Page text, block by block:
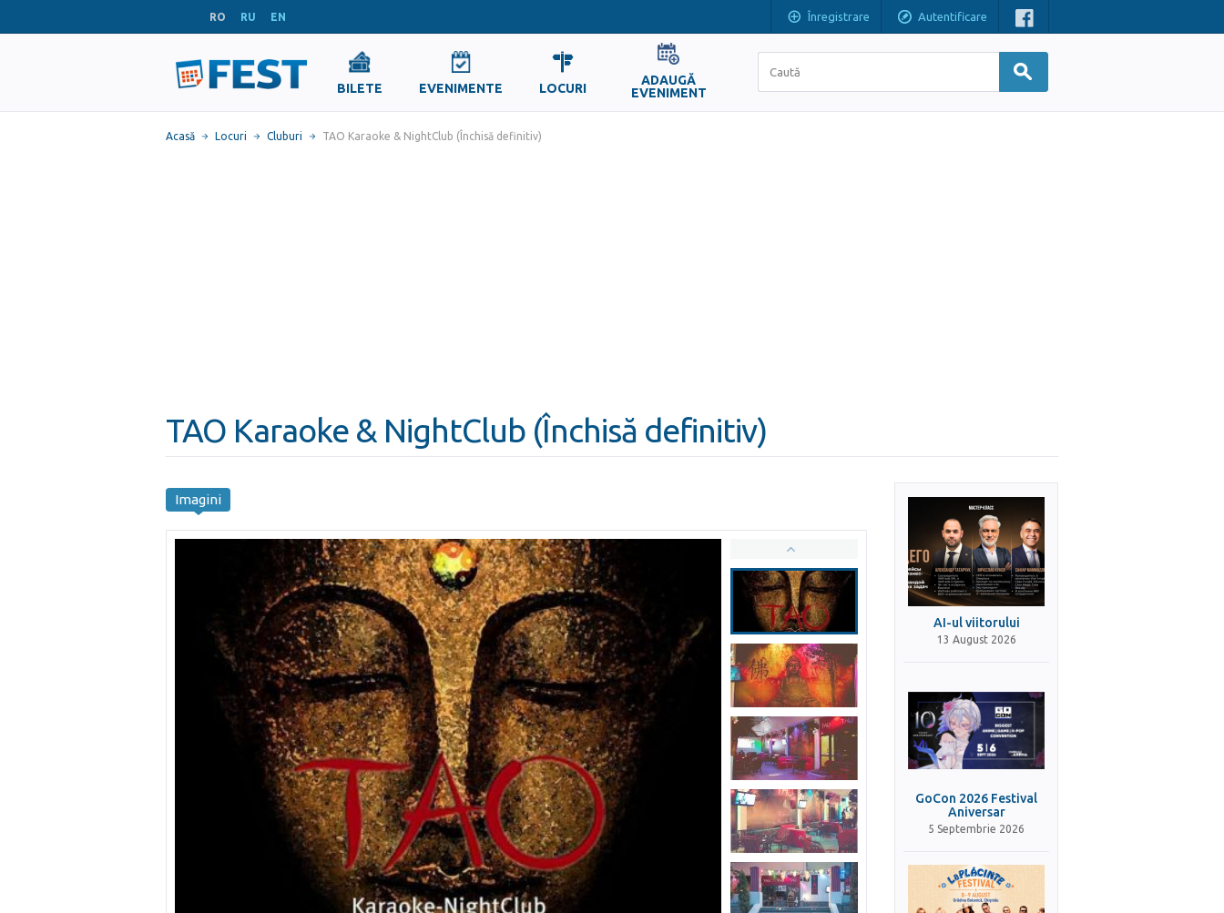
RO RU EN Înregistrare Autentificare
BILETE EVENIMENTE LOCURI
ADAUGĂ
EVENIMENT
Acasă Locuri Cluburi TAO Karaoke & NightClub (Închisă definitiv)
TAO Karaoke & NightClub (Închisă definitiv)
Imagini
AI-ul viitorului
13 August 2026
GoCon 2026 Festival
Aniversar
5 Septembrie 2026